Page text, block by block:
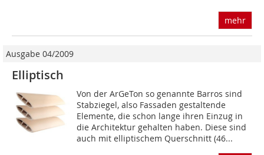
mehr
Ausgabe 04/2009
Elliptisch
Von der ArGeTon so genannte Barros sind
Stabziegel, also Fassaden gestaltende
Elemente, die schon lange ihren Einzug in
die Architektur gehalten haben. Diese sind
auch mit elliptischem Querschnitt (46...